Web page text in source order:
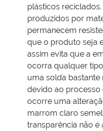
plásticos
produzidos por
permanecem
que o produto seja
assim evita que a
ocorra qualquer
uma solda bastante
devido ao
ocorre uma
marrom claro
transparência não é